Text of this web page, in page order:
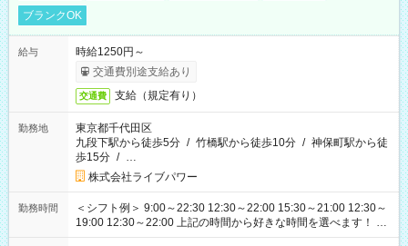
ブランクOK
給与
時給1250円～
交通費別途支給あり
交通費 支給（規定有り）
勤務地
東京都千代田区
九段下駅から徒歩5分 / 竹橋駅から徒歩10分 / 神保町駅から徒
歩15分 / …
株式会社ライブパワー
勤務時間
＜シフト例＞ 9:00～22:30 12:30～22:00 15:30～21:00 12:30～
19:00 12:30～22:00 上記の時間から好きな時間を選べます！ ※
時間は変更となる可能性があります